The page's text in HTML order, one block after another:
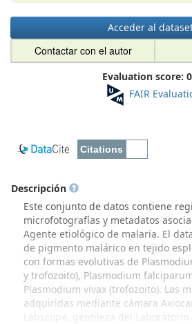
Acceder al
Contactar con el autor
Evaluation score: 0
FAIR
Descripción
Este conjunto de datos contiene
microfotografías y metadatos
Agente etiológico de malaria. El
de pigmento malárico en tejido
con formas evolutivas de
y trofozoito), Plasmodium
Plasmodium vivax (trofozoito). Las
adquiridas mediante cámara
Labscope, gentileza del